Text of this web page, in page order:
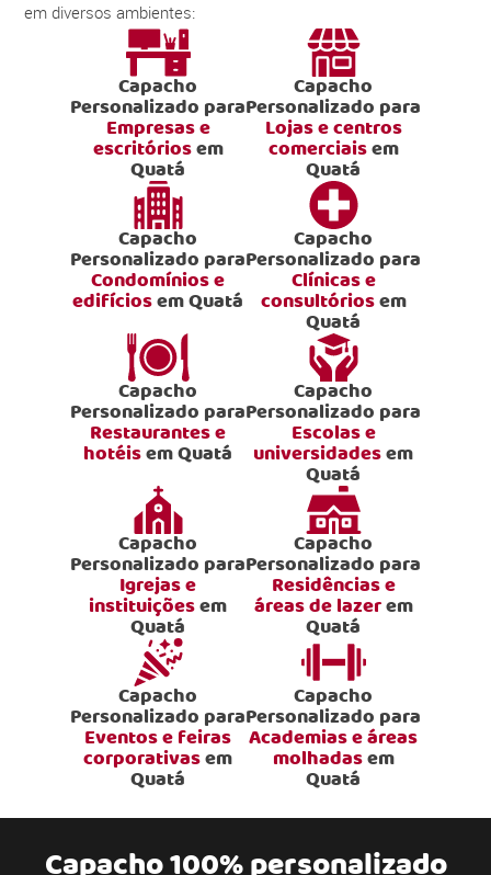
em diversos ambientes:
Capacho
Personalizado para
Empresas e
escritóriosem
Quatá
Capacho
Personalizado para
Lojas e centros
comerciaisem
Quatá
Capacho
Personalizado para
Condomínios e
edifíciosem Quatá
Capacho
Personalizado para
Clínicas e
consultóriosem
Quatá
Capacho
Personalizado para
Restaurantes e
hotéisem Quatá
Capacho
Personalizado para
Escolas e
universidadesem
Quatá
Capacho
Personalizado para
Igrejas e
instituiçõesem
Quatá
Capacho
Personalizado para
Residências e
áreas de lazerem
Quatá
Capacho
Personalizado para
Eventos e feiras
corporativasem
Quatá
Capacho
Personalizado para
Academias e áreas
molhadasem
Quatá